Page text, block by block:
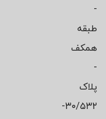
-
طبقه
همکف
-
پلاک
۳۰/۵۳۲-